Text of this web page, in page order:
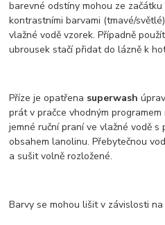
barevné odstíny mohou ze
kontrastními barvami (tmavé/
vlažné vodě vzorek. Případně
ubrousek stačí přidat do lázně k
Příze je opatřena superwash
prát v pračce vhodným
jemné ruční praní ve vlažné vodě
obsahem lanolinu. Přebytečnou
a sušit volně rozložené.
Barvy se mohou lišit v závislosti